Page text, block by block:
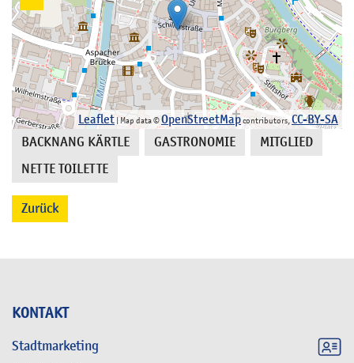
KONTAKT
Stadtmarketing
Leaflet | Map data ©OpenStreetMapcontributors,CC-BY-SA
BACKNANG KÄRTLE GASTRONOMIE MITGLIED
NETTE TOILETTE
Zurück